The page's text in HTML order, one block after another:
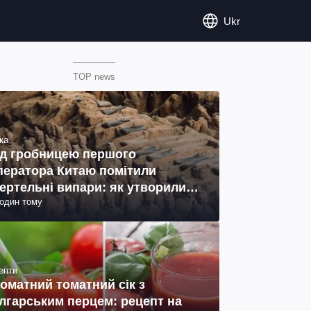
Ukr
TOP news
гробницею першого
Китаю помітили
випари: як утворились
тому
томатний сік з
перцем: рецепт на